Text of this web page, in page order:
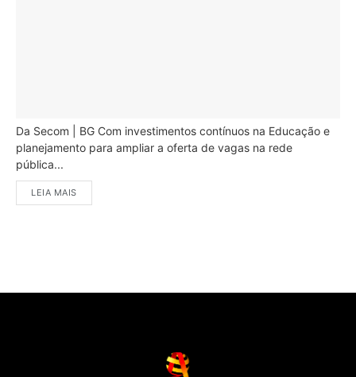
Da Secom | BG Com investimentos contínuos na Educação e
planejamento para ampliar a oferta de vagas na rede
pública...
LEIA MAIS